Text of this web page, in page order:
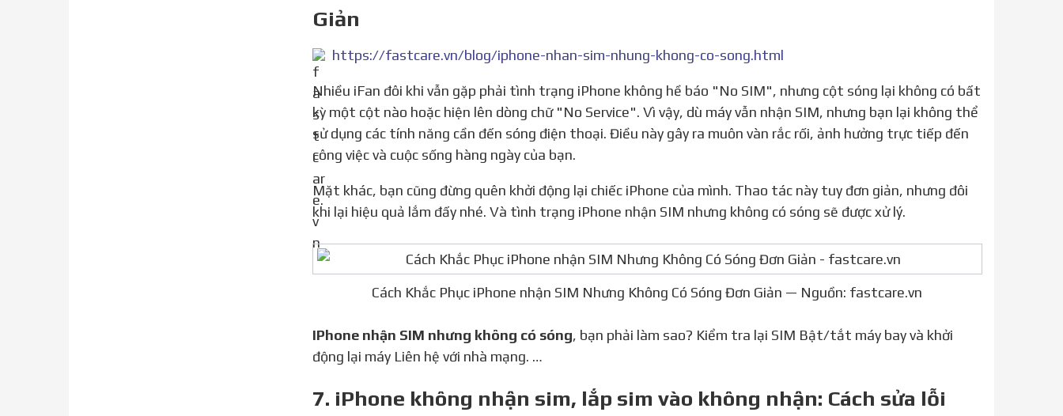
Giản
https://fastcare.vn/blog/iphone-nhan-sim-nhung-khong-co-song.html
Nhiều iFan đôi khi vẫn gặp phải tình trạng iPhone không hề báo "No SIM", nhưng cột sóng lại không có bất
kỳ một cột nào hoặc hiện lên dòng chữ "No Service". Vì vậy, dù máy vẫn nhận SIM, nhưng bạn lại không thể
sử dụng các tính năng cần đến sóng điện thoại. Điều này gây ra muôn vàn rắc rối, ảnh hưởng trực tiếp đến
công việc và cuộc sống hàng ngày của bạn.
Mặt khác, bạn cũng đừng quên khởi động lại chiếc iPhone của mình. Thao tác này tuy đơn giản, nhưng đôi
khi lại hiệu quả lắm đấy nhé. Và tình trạng iPhone nhận SIM nhưng không có sóng sẽ được xử lý.
Cách Khắc Phục iPhone nhận SIM Nhưng Không Có Sóng Đơn Giản — Nguồn: fastcare.vn
IPhone nhận SIM nhưng không có sóng, bạn phải làm sao? Kiểm tra lại SIM Bật/tắt máy bay và khởi
động lại máy Liên hệ với nhà mạng. …
7. iPhone không nhận sim, lắp sim vào không nhận: Cách sửa lỗi